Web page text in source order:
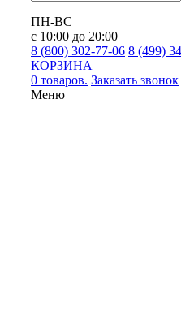
ПН-ВС
с 10:00 до 20:00
8 (800) 302-77-06 8 (499)
КОРЗИНА
0 товаров. Заказать звонок
Меню